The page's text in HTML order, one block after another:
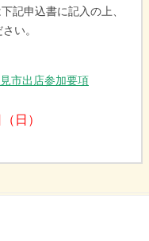
記申込書に記入の上、
い。
市出店参加要項
日）